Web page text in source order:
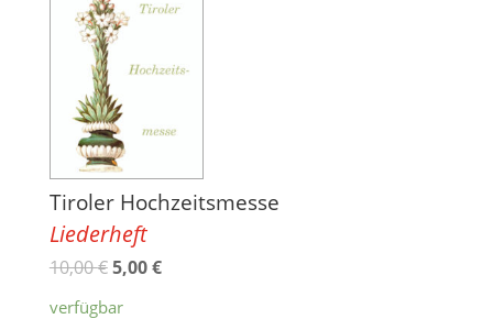
Tiroler Hochzeitsmesse
Liederheft
10,00€5,00€
verfügbar